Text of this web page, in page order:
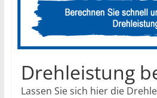
Drehleistung
Lassen Sie sich hier die